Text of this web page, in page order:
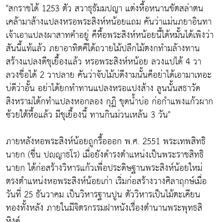
"สกราชได้ 1253 ตัว สวาธุธัมมปญา แต่งหื้อหนานขัตสล่าตน
เคล้ามาส้างแปลงหรอพระสิงห์หน้อยแถม คันว่าแม่นภยาอินทา
เจ้าเอาแปลงผาสาทฅำอยู่ ค็หื้อพระสิงห์หน้อยนี้ได้หมั้นได้เพิงว่า
สันนี้แท้แล้ว ภยาอาทิตค็ได้ถวายไม้ปลีกไม้ตงกทำมล้างทาน
สร้างแปลงดีชุเยื้องแล้ว หรอพระสิงห์หน้อย ลวงแปได้ 4 วา
ลวงขื่อได้ 2 วาปลาย คันว่าจับไม้บ่ดีงามนั้นค็อย่าได้เอามาเทอะ
บ่ดีว่าอั้น อย่าได้ยกทำทานแปลงหรอแปงส้าง ลูนนั้นสธาวัด
สิงหรามได้กทำแปลงหอกลอง กุฏิ ขุดน้ำบ่อ ก่อกำแพงแก้วผาก
ซ้วยใต้หื้อแล้ว มีชุเยื้องนี้ ทานกินม่วนเหล้น 3 วัน"
ภายหลังหอพระสิงห์น้อยถูกรื้อออก พ.ศ. 2551 พระเทพสิทธิ
นายก (ชื่น ปญฺญาธโร) เมื่อยังดำรงตำแหน่งเป็นพระราชสิทธิ
นายก ได้ก่อสร้างวิหารแก้วเพื่อประดิษฐานพระสิงห์น้อยใหม่
ตรงตำแหน่งหอพระสิงห์น้อยเก่า เริ่มก่อสร้างวางศิลาฤกษ์เมื่อ
วันที่ 25 ธันวาคม เป็นวิหารฐานปูน ตัววิหารเป็นไม้ตะเคียน
ทองทั้งหลัง ภายในมีจิตรกรรมฝาหนังเรื่องตำนานพระพุทธสิ